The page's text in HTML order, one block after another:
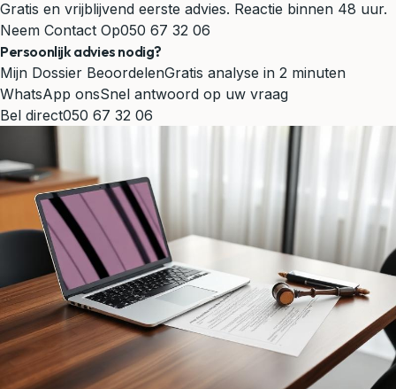
Gratis en vrijblijvend eerste advies. Reactie binnen 48 uur.
Neem Contact Op050 67 32 06
Persoonlijk advies nodig?
Mijn Dossier BeoordelenGratis analyse in 2 minuten
WhatsApp onsSnel antwoord op uw vraag
Bel direct050 67 32 06